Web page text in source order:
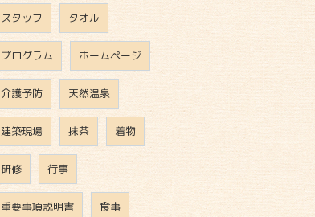
スタッフ タオル
プログラム ホームページ
介護予防 天然温泉
建築現場 抹茶 着物
研修 行事
重要事項説明書 食事